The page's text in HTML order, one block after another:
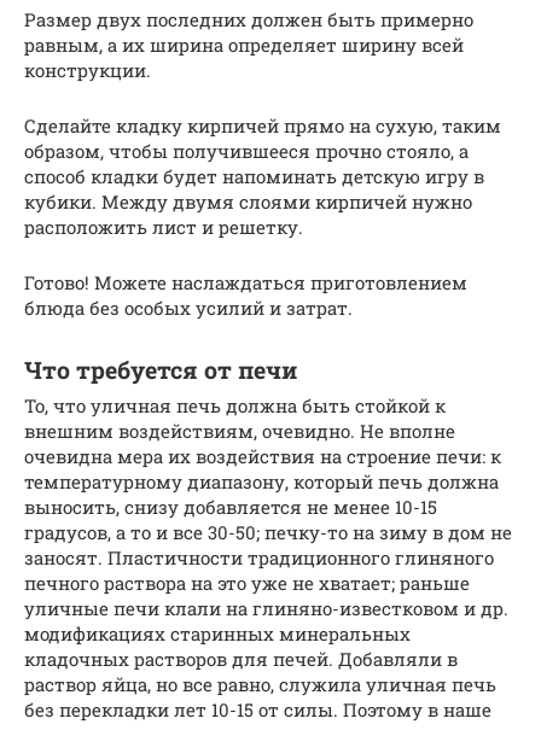
Размер двух последних должен быть примерно
равным, а их ширина определяет ширину всей
конструкции.
Сделайте кладку кирпичей прямо на сухую, таким
образом, чтобы получившееся прочно стояло, а
способ кладки будет напоминать детскую игру в
кубики. Между двумя слоями кирпичей нужно
расположить лист и решетку.
Готово! Можете наслаждаться приготовлением
блюда без особых усилий и затрат.
Что требуется от печи
То, что уличная печь должна быть стойкой к
внешним воздействиям, очевидно. Не вполне
очевидна мера их воздействия на строение печи: к
температурному диапазону, который печь должна
выносить, снизу добавляется не менее 10-15
градусов, а то и все 30-50; печку-то на зиму в дом не
заносят. Пластичности традиционного глиняного
печного раствора на это уже не хватает; раньше
уличные печи клали на глиняно-известковом и др.
модификациях старинных минеральных
кладочных растворов для печей. Добавляли в
раствор яйца, но все равно, служила уличная печь
без перекладки лет 10-15 от силы. Поэтому в наше